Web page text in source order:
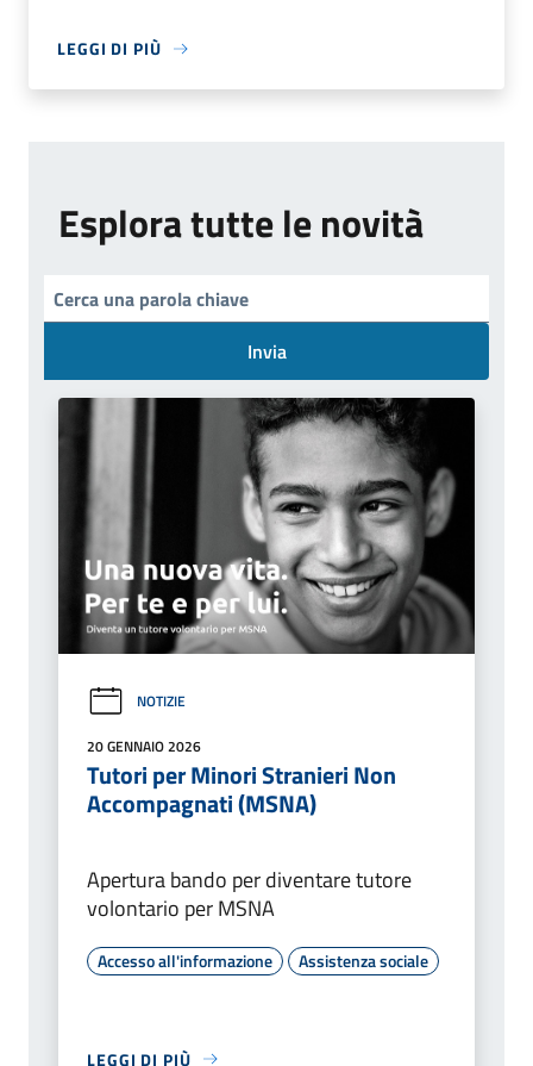
LEGGI DI PIÙ
Esplora tutte le novità
Invia
NOTIZIE
20 GENNAIO 2026
Tutori per Minori Stranieri Non
Accompagnati (MSNA)
Apertura bando per diventare tutore
volontario per MSNA
Accesso all'informazione Assistenza sociale
LEGGI DI PIÙ